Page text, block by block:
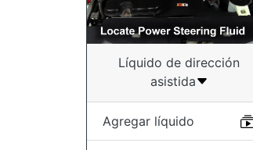
Líquido de dirección
asistida
Agregar líquido